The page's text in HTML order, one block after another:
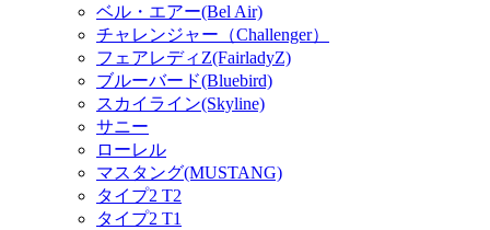
ベル・エアー(Bel Air)
チャレンジャー（Challenger）
フェアレディZ(FairladyZ)
ブルーバード(Bluebird)
スカイライン(Skyline)
サニー
ローレル
マスタング(MUSTANG)
タイプ2 T2
タイプ2 T1